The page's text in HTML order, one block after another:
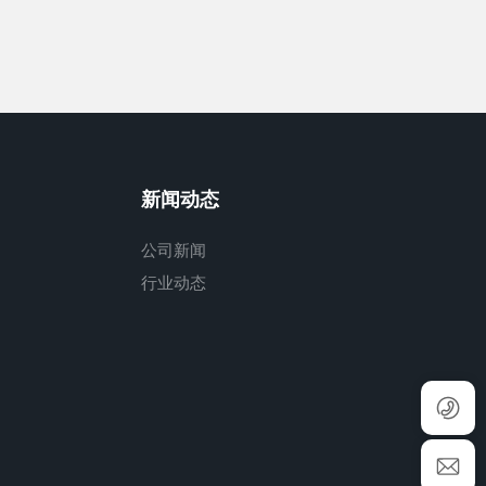
新闻动态
公司新闻
行业动态